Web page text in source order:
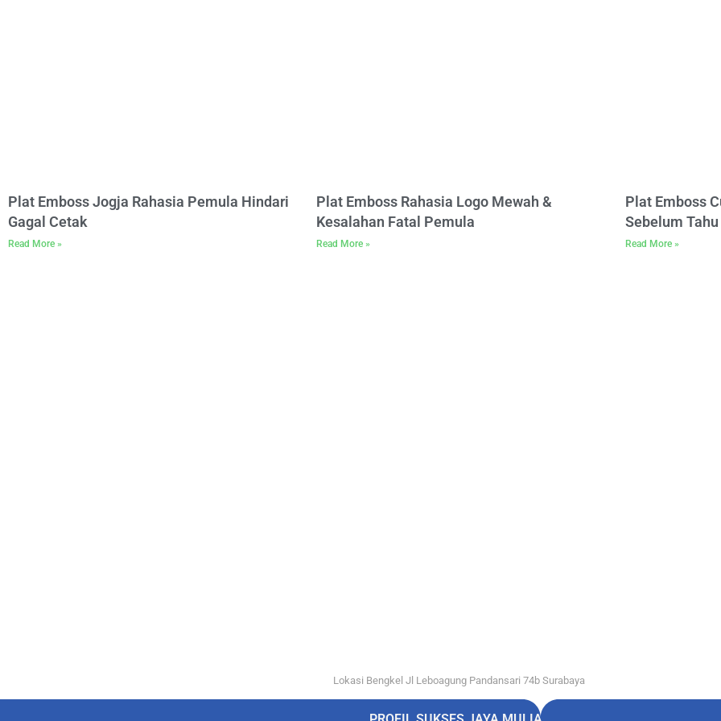
Plat Emboss Jogja Rahasia Pemula Hindari
Gagal Cetak
Read More »
Plat Emboss Rahasia Logo Mewah &
Kesalahan Fatal Pemula
Read More »
Plat Emboss
Sebelum
Read More »
Lokasi Bengkel Jl Leboagung Pandansari 74b Surabaya